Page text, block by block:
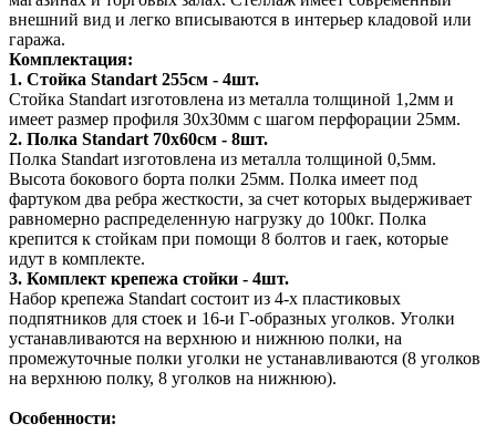
внешний вид и легко вписываются в интерьер кладовой или
гаража.
Комплектация:
1. Стойка Standart 255см - 4шт.
Стойка Standart изготовлена из металла толщиной 1,2мм и
имеет размер профиля 30х30мм с шагом перфорации 25мм.
2. Полка Standart 70х60см - 8шт.
Полка Standart изготовлена из металла толщиной 0,5мм.
Высота бокового борта полки 25мм. Полка имеет под
фартуком два ребра жесткости, за счет которых выдерживает
равномерно распределенную нагрузку до 100кг. Полка
крепится к стойкам при помощи 8 болтов и гаек, которые
идут в комплекте.
3. Комплект крепежа стойки - 4шт.
Набор крепежа Standart состоит из 4-х пластиковых
подпятников для стоек и 16-и Г-образных уголков. Уголки
устанавливаются на верхнюю и нижнюю полки, на
промежуточные полки уголки не устанавливаются (8 уголков
на верхнюю полку, 8 уголков на нижнюю).
Особенности: